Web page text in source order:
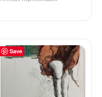
Save